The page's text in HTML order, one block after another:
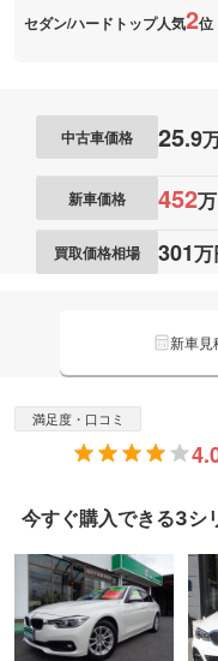
セダン/ハードトップ人気2位
中古車価格 25.9
新車価格 452
買取価格相場 301万
新車見
満足度・口コミ
今すぐ購入できる3シ